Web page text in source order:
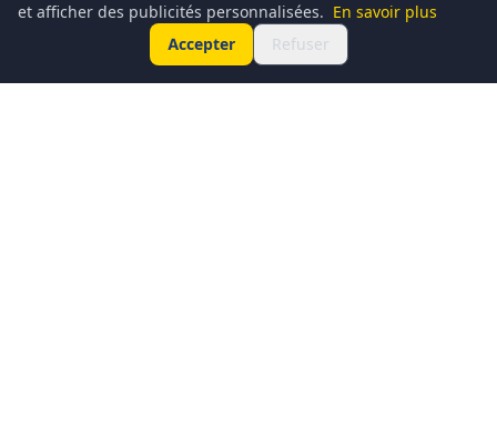
et afficher des publicités personnalisées. En savoir plus
Accepter
Refuser